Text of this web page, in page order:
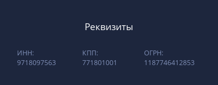
Реквизиты
ИНН:
9718097563
КПП:
771801001
ОГРН:
1187746412853